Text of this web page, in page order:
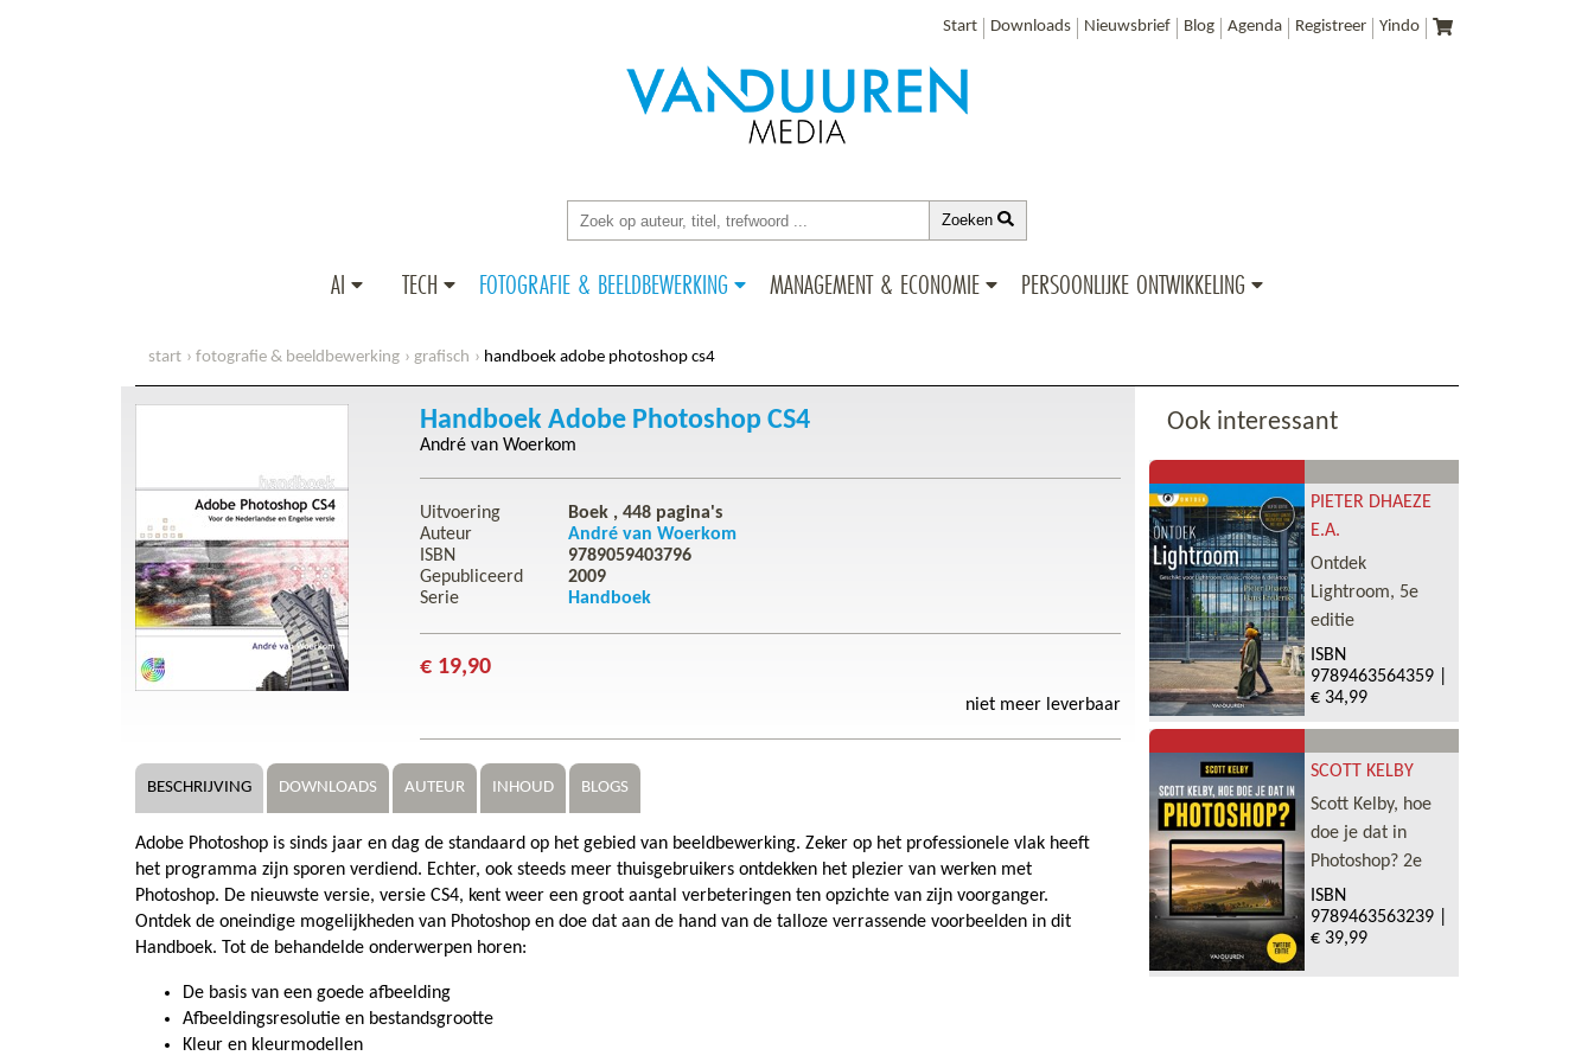
Start Downloads Nieuwsbrief Blog Agenda Registreer Yindo
Zoeken
AI TECH FOTOGRAFIE & BEELDBEWERKING MANAGEMENT & ECONOMIE PERSOONLIJKE ONTWIKKELING
start fotografie & beeldbewerking grafisch handboek adobe photoshop cs4
Handboek Adobe Photoshop CS4
André van Woerkom
Uitvoering Boek , 448 pagina's
Auteur
André van Woerkom
ISBN
9789059403796
Gepubliceerd
2009
Serie
Handboek
€ 19,90
niet meer leverbaar
BESCHRIJVING DOWNLOADS AUTEUR INHOUD BLOGS
Adobe Photoshop is sinds jaar en dag de standaard op het gebied van beeldbewerking. Zeker op het professionele vlak heeft
het programma zijn sporen verdiend. Echter, ook steeds meer thuisgebruikers ontdekken het plezier van werken met
Photoshop. De nieuwste versie, versie CS4, kent weer een groot aantal verbeteringen ten opzichte van zijn voorganger.
Ontdek de oneindige mogelijkheden van Photoshop en doe dat aan de hand van de talloze verrassende voorbeelden in dit
Handboek. Tot de behandelde onderwerpen horen:
De basis van een goede afbeelding
Afbeeldingsresolutie en bestandsgrootte
Kleur en kleurmodellen
Ook interessant
PIETER DHAEZE
E.A.
Ontdek
Lightroom, 5e
editie
ISBN
9789463564359|
€ 34,99
SCOTT KELBY
Scott Kelby, hoe
doe je dat in
Photoshop? 2e
ISBN
9789463563239|
€ 39,99